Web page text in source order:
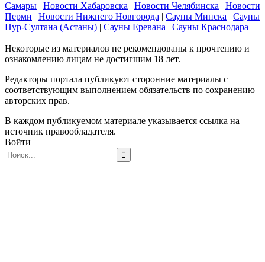
Самары | Новости Хабаровска | Новости Челябинска | Новости
Перми | Новости Нижнего Новгорода | Сауны Минска | Сауны
Нур-Султана (Астаны) | Сауны Еревана | Сауны Краснодара
Некоторые из материалов не рекомендованы к прочтению и
ознакомлению лицам не достигшим 18 лет.
Редакторы портала публикуют сторонние материалы с
соответствующим выполнением обязательств по сохранению
авторских прав.
В каждом публикуемом материале указывается ссылка на
источник правообладателя.
Войти